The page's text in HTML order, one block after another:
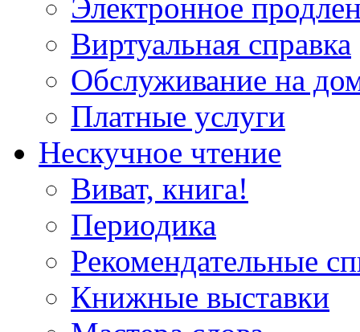
Электронное
Виртуальная справка
Обслуживание на
Платные услуги
Нескучное чтение
Виват, книга!
Периодика
Рекомендательные
Книжные выставки